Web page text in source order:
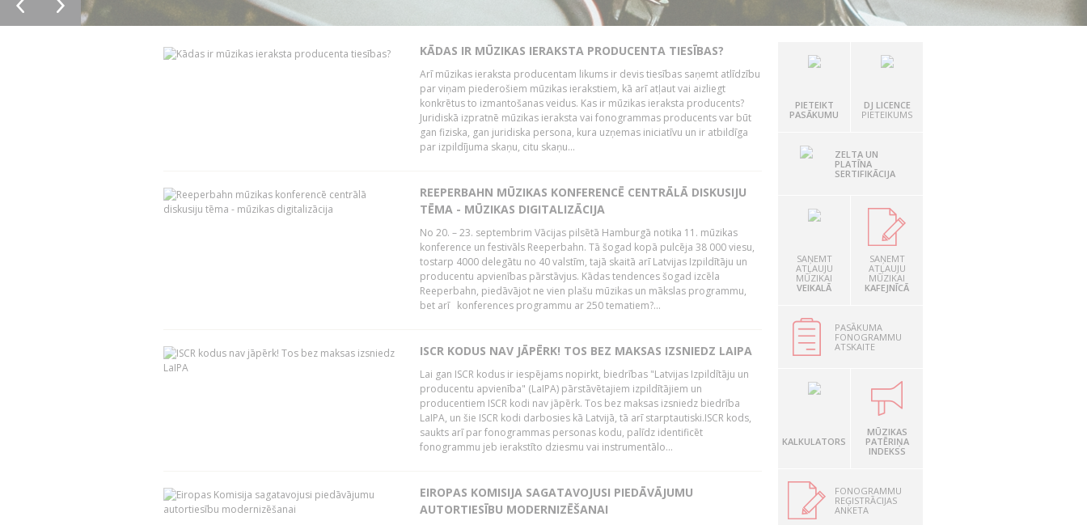
KĀDAS IR MŪZIKAS IERAKSTA PRODUCENTA TIESĪBAS?
Arī mūzikas ieraksta producentam likums ir devis tiesības saņemt atlīdzību
par viņam piederošiem mūzikas ierakstiem, kā arī atļaut vai aizliegt
konkrētus to izmantošanas veidus. Kas ir mūzikas ieraksta producents?
Juridiskā izpratnē mūzikas ieraksta vai fonogrammas producents var būt
gan fiziska, gan juridiska persona, kura uzņemas iniciatīvu un ir atbildīga
par izpildījuma skaņu, citu skaņu...
REEPERBAHN MŪZIKAS KONFERENCĒ CENTRĀLĀ DISKUSIJU
TĒMA - MŪZIKAS DIGITALIZĀCIJA
No 20. – 23. septembrim Vācijas pilsētā Hamburgā notika 11. mūzikas
konference un festivāls Reeperbahn. Tā šogad kopā pulcēja 38 000 viesu,
tostarp 4000 delegātu no 40 valstīm, tajā skaitā arī Latvijas Izpildītāju un
producentu apvienības pārstāvjus. Kādas tendences šogad izcēla
Reeperbahn, piedāvājot ne vien plašu mūzikas un mākslas programmu,
bet arī konferences programmu ar 250 tematiem?...
ISCR KODUS NAV JĀPĒRK! TOS BEZ MAKSAS IZSNIEDZ LAIPA
Lai gan ISCR kodus ir iespējams nopirkt, biedrības "Latvijas Izpildītāju un
producentu apvienība" (LaIPA) pārstāvētajiem izpildītājiem un
producentiem ISCR kodi nav jāpērk. Tos bez maksas izsniedz biedrība
LaIPA, un šie ISCR kodi darbosies kā Latvijā, tā arī starptautiski.ISCR kods,
saukts arī par fonogrammas personas kodu, palīdz identificēt
fonogrammu jeb ierakstīto dziesmu vai instrumentālo...
EIROPAS KOMISIJA SAGATAVOJUSI PIEDĀVĀJUMU
AUTORTIESĪBU MODERNIZĒŠANAI
PIETEIKT
PASĀKUMU
DJ LICENCE
PIETEIKUMS
ZELTA UN
PLATĪNA
SERTIFIKĀCIJA
SAŅEMT
ATĻAUJU
MŪZIKAI
VEIKALĀ
SAŅEMT
ATĻAUJU
MŪZIKAI
KAFEJNĪCĀ
PASĀKUMA
FONOGRAMMU
ATSKAITE
KALKULATORS
MŪZIKAS
PATĒRIŅA
INDEKSS
FONOGRAMMU
REĢISTRĀCIJAS
ANKETA